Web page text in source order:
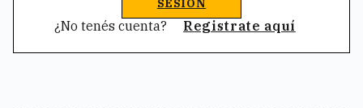
SESIÓN
¿No tenés cuenta? Registrate aquí